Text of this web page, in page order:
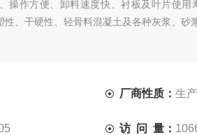
操作方便、卸料速度快、衬板及叶片使用
、干硬性、轻骨料混凝土及各种灰浆、砂
厂商性质： 生
访 问 量：